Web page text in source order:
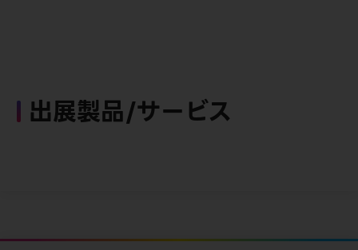
出展製品/サービス